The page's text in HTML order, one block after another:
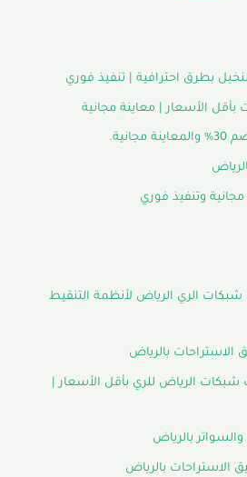
بطرق احترافية | تنفيذ فوري
الأسعار | معاينة مجانية
وتنفيذ فوري
شبكات الري الرياض لأنظمة التنقيط
الاستراحات بالرياض
شبكات الرياض للري بأقل الأسعار |
بالرياض
الاستراحات بالرياض